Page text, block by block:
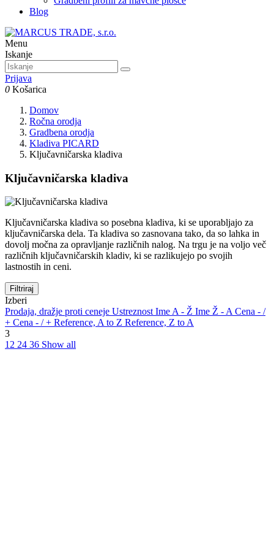
Blog
Menu
Iskanje
Prijava
0 Košarica
Domov
Ročna orodja
Gradbena orodja
Kladiva PICARD
Ključavničarska kladiva
Ključavničarska kladiva
Ključavničarska kladiva so posebna kladiva, ki se uporabljajo za
ključavničarska dela. Ta kladiva so zasnovana tako, da so lahka in
dovolj močna za opravljanje različnih nalog. Na trgu je na voljo več
različnih ključavničarskih kladiv, ki se razlikujejo po svojih
lastnostih in ceni.
Filtriraj
Izberi
Prodaja, dražje proti ceneje UstreznostIme A - Ž Ime Ž - ACena - /
+ Cena - / + Reference, A to Z Reference, Z to A
3
12 24 36 Show all